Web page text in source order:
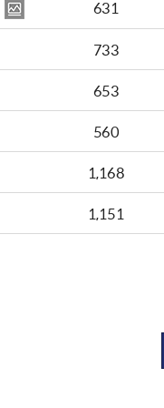
631
733
653
560
1,168
1,151